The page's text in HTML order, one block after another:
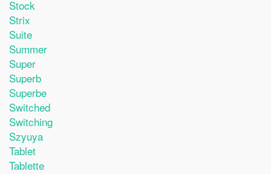
Stock
Strix
Suite
Summer
Super
Superb
Superbe
Switched
Switching
Szyuya
Tablet
Tablette